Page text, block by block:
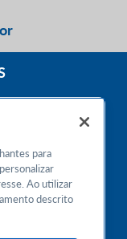
para
Ao utilizar
descrito